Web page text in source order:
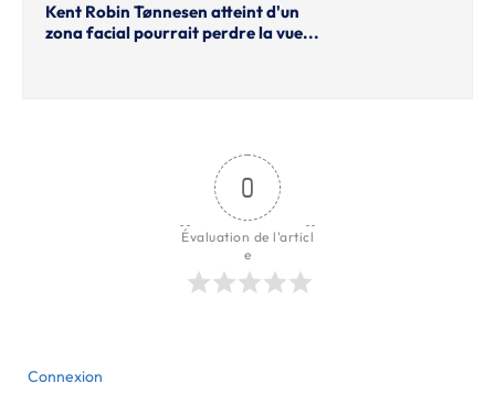
Kent Robin Tønnesen atteint d'un
zona facial pourrait perdre la vue...
0
Évaluation de l'articl
e
Connexion